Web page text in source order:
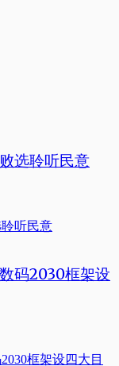
选聆听民意
码2030框架设